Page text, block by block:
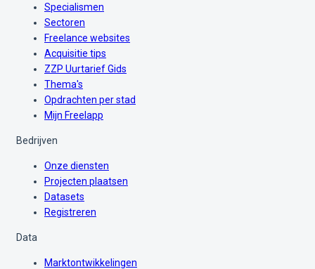
Specialismen
Sectoren
Freelance websites
Acquisitie tips
ZZP Uurtarief Gids
Thema's
Opdrachten per stad
Mijn Freelapp
Bedrijven
Onze diensten
Projecten plaatsen
Datasets
Registreren
Data
Marktontwikkelingen